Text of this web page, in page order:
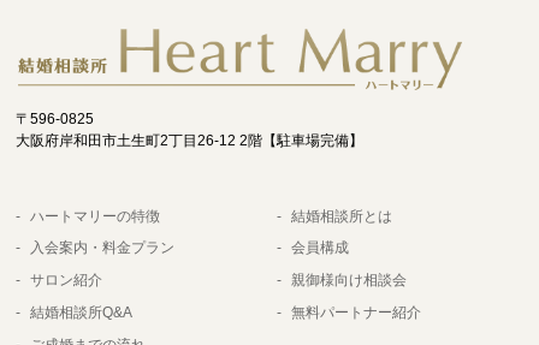
〒596-0825
大阪府岸和田市土生町2丁目26-12 2階【駐車場完備】
ハートマリーの特徴
入会案内・料金プラン
サロン紹介
結婚相談所Q&A
結婚相談所とは
会員構成
親御様向け相談会
無料パートナー紹介